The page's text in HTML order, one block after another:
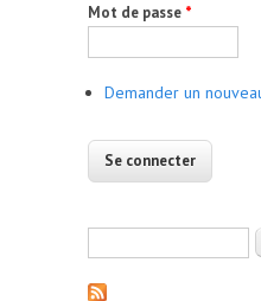
Mot de passe *
Demander un
Formulaire de